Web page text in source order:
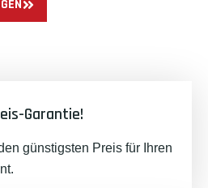
Garantie!
günstigsten Preis für Ihren